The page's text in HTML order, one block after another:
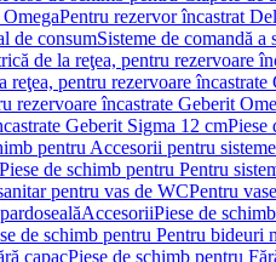
Pentru rezervor încastrat
de consumSisteme de comandă
de la reţea, pentru rezervoare
reţea, pentru rezervoare
rezervoare încastrate Geberit
Geberit Sigma 12 cmPiese
pentru Accesorii pentru
Piese de schimb pentru Pentru
pentru vas de WCPentru
AccesoriiPiese de
de schimb pentru Pentru bideuri
capacPiese de schimb pentru